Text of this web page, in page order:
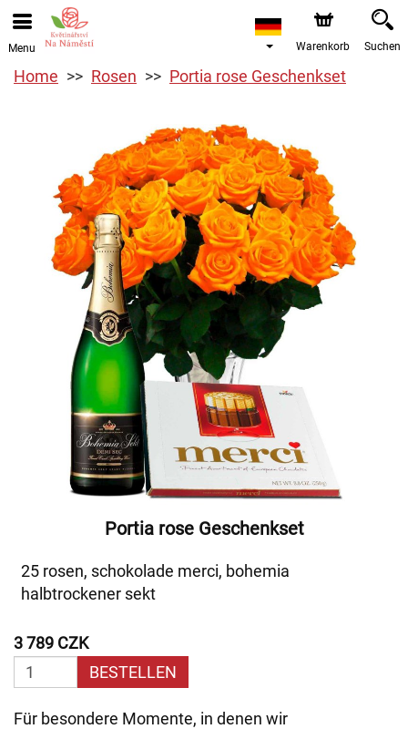
Menu Warenkorb Suchen
Home Rosen Portia rose Geschenkset
Portia rose Geschenkset
25 rosen, schokolade merci, bohemia
halbtrockener sekt
3 789 CZK
BESTELLEN
Für besondere Momente, in denen wir